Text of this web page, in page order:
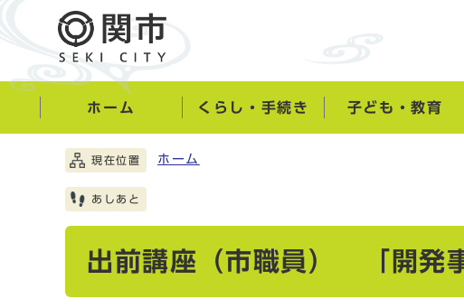
ホーム くらし・手続き 子ども・教育
現在位置 ホーム
あしあと
出前講座（市職員） 「開発